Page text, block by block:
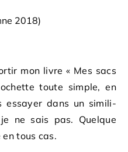
2018)
mon livre « Mes sacs
toute simple, en
essayer dans un simili-
ne sais pas. Quelque
tous cas.